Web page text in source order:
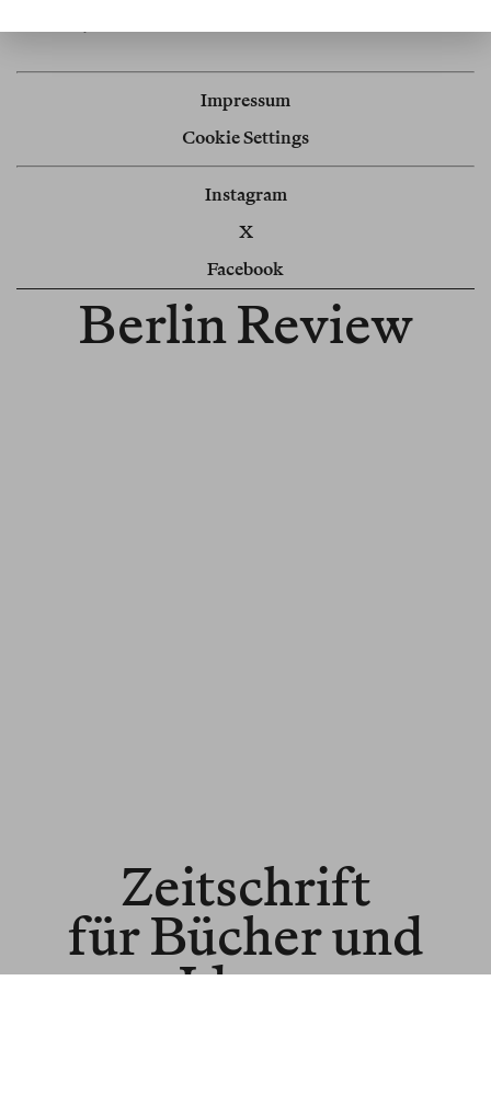
Impressum
Cookie Settings
Instagram
X
Facebook
Berlin Review
Zeitschrift
für Bücher und
Ideen